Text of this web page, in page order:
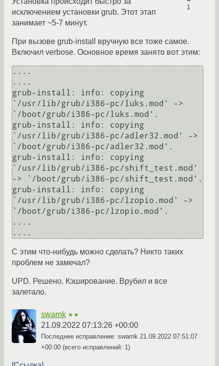
1
исключением установки grub. Этот этап
занимает ~5-7 минут.
При вызове grub-install вручную все тоже самое.
Включил verbose. Основное время занято вот этим:
....
....
grub-install: info: copying
`/usr/lib/grub/i386-pc/luks.mod' ->
`/boot/grub/i386-pc/luks.mod'.
grub-install: info: copying
`/usr/lib/grub/i386-pc/adler32.mod' ->
`/boot/grub/i386-pc/adler32.mod'.
grub-install: info: copying
`/usr/lib/grub/i386-pc/shift_test.mod'
-> `/boot/grub/i386-pc/shift_test.mod'.
grub-install: info: copying
`/usr/lib/grub/i386-pc/lzopio.mod' ->
`/boot/grub/i386-pc/lzopio.mod'.
....
С этим что-нибудь можно сделать? Никто таких
проблем не замечал?
UPD. Решено. Кэширование. Врубил и все
залетало.
swarnk ★★
21.09.2022 07:13:26 +00:00
Последнее исправление: swarnk 21.09.2022 07:51:07
+00:00 (всего исправлений: 1)